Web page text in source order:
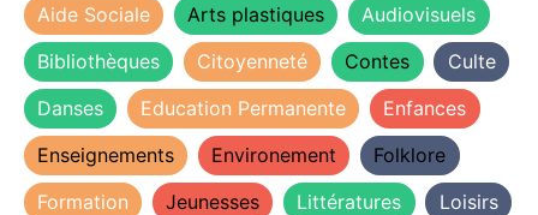
Aide Sociale Arts plastiques
Audiovisuels
Bibliothèques
Citoyenneté Contes
Culte
Danses
Education Permanente
Enfances
Enseignements
Environement
Folklore
Formation
Jeunesses Littératures
Loisirs